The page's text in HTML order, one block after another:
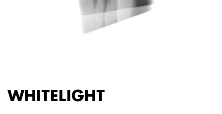
WHITELIGHT